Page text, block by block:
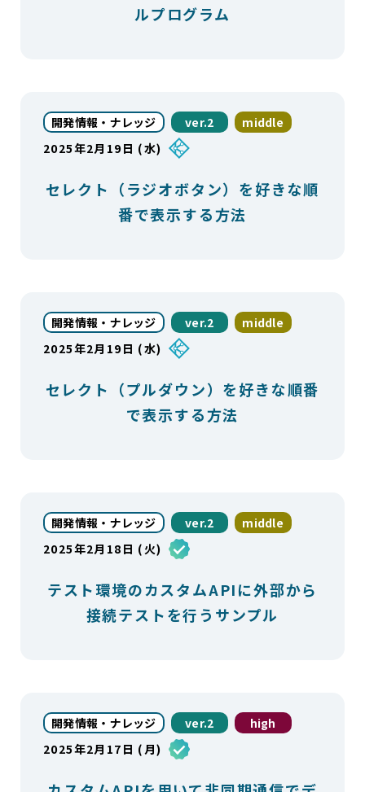
ルプログラム
開発情報・ナレッジ ver.2
middle
2025年2月19日 (水)
セレクト（ラジオボタン）を好きな順
番で表示する方法
開発情報・ナレッジ ver.2
middle
2025年2月19日 (水)
セレクト（プルダウン）を好きな順番
で表示する方法
開発情報・ナレッジ ver.2
middle
2025年2月18日 (火)
テスト環境のカスタムAPIに外部から
接続テストを行うサンプル
開発情報・ナレッジ ver.2
high
2025年2月17日 (月)